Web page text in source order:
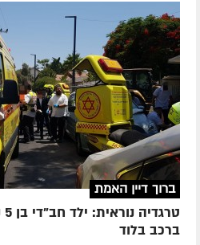
ברוך דיין האמת
ברכב בלוד